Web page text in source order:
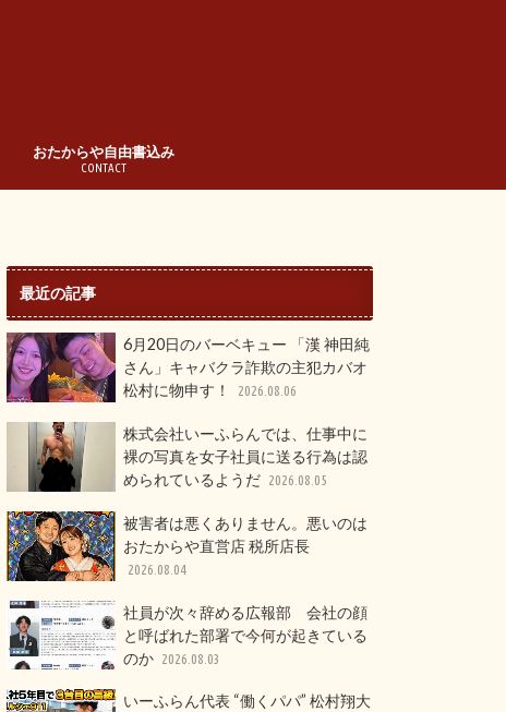
おたからや自由書込み
CONTACT
最近の記事
6月20日のバーベキュー 「漢 神田純
さん」キャバクラ詐欺の主犯カバオ
松村に物申す！
2026.08.06
株式会社いーふらんでは、仕事中に
裸の写真を女子社員に送る行為は認
められているようだ 2026.08.05
被害者は悪くありません。悪いのは
おたからや直営店 税所店長
2026.08.04
社員が次々辞める広報部 会社の顔
と呼ばれた部署で今何が起きている
のか 2026.08.03
いーふらん代表 “働くパパ” 松村翔大